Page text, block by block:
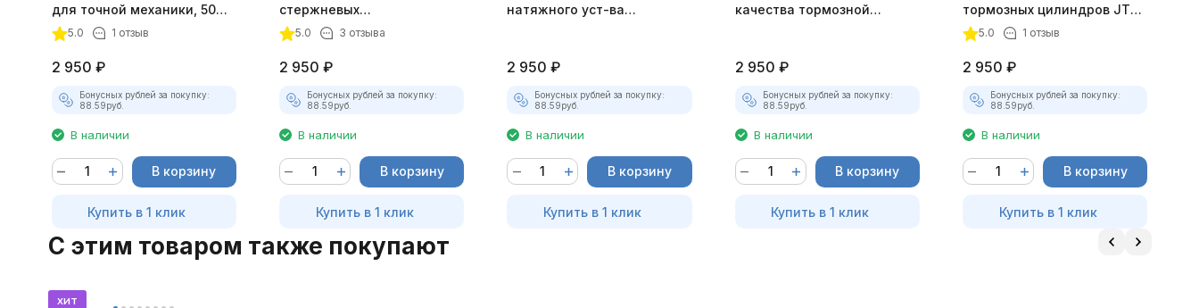
для точной механики, 50
мм, 8 предметов
5.0 1 отзыв
2 950 ₽
Бонусных рублей за покупку:
88.59руб.
В наличии
В корзину
Купить в 1 клик
стержневых
диэлектрических, 7
5.0 3 отзыва
2 950 ₽
Бонусных рублей за покупку:
88.59руб.
В наличии
В корзину
Купить в 1 клик
натяжного уст-ва
2 950 ₽
Бонусных рублей за покупку:
88.59руб.
В наличии
В корзину
Купить в 1 клик
качества тормозной
2 950 ₽
Бонусных рублей за покупку:
88.59руб.
В наличии
В корзину
Купить в 1 клик
тормозных цилиндров JTC-
15115.0 1 отзыв
2 950 ₽
Бонусных рублей за покупку:
88.59руб.
В наличии
В корзину
Купить в 1 клик
C этим товаром также покупают
хит